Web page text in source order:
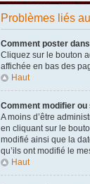
Problèmes liés
Comment poster
Cliquez sur le bouton
affichée en bas des
Haut
Comment modifier
A moins d’être
en cliquant sur le
modifié ainsi que la
qu’ils ont modifié le
Haut